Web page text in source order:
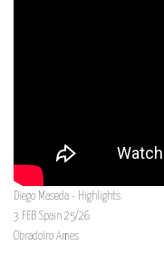
Diego Maseda - Highlights
3 FEB Spain 25/26
Obradoiro Ames